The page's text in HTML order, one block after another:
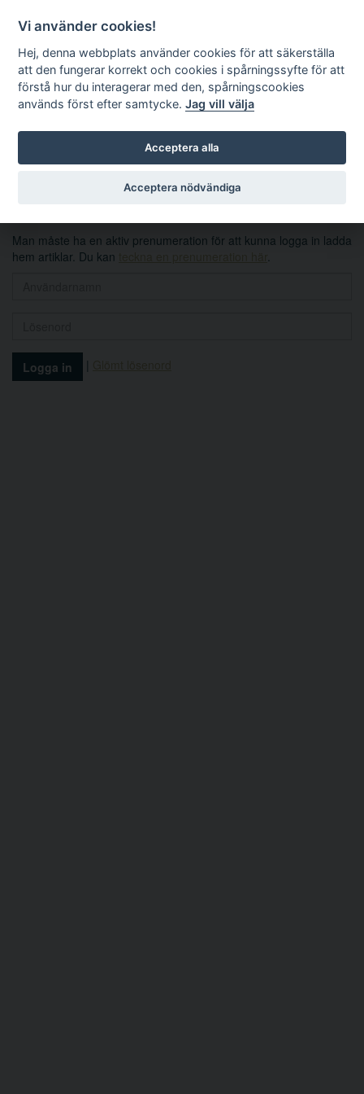
Sök
Logga in
Man måste ha en aktiv prenumeration för att kunna logga in ladda
hem artiklar. Du kan
|
Vi använder cookies!
Hej, denna webbplats använder cookies för att säkerställa
att den fungerar korrekt och cookies i spårningssyfte för att
förstå hur du interagerar med den, spårningscookies
används först efter samtycke.Jag vill välja
Acceptera alla
Acceptera nödvändiga